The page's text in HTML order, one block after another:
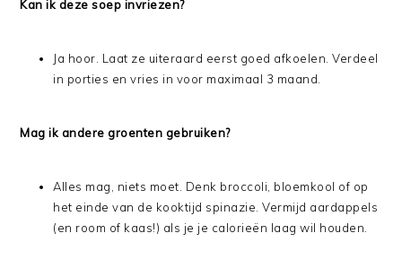
Kan ik deze soep invriezen?
Ja hoor. Laat ze uiteraard eerst goed afkoelen. Verdeel
in porties en vries in voor maximaal 3 maand.
Mag ik andere groenten gebruiken?
Alles mag, niets moet. Denk broccoli, bloemkool of op
het einde van de kooktijd spinazie. Vermijd aardappels
(en room of kaas!) als je je calorieën laag wil houden.